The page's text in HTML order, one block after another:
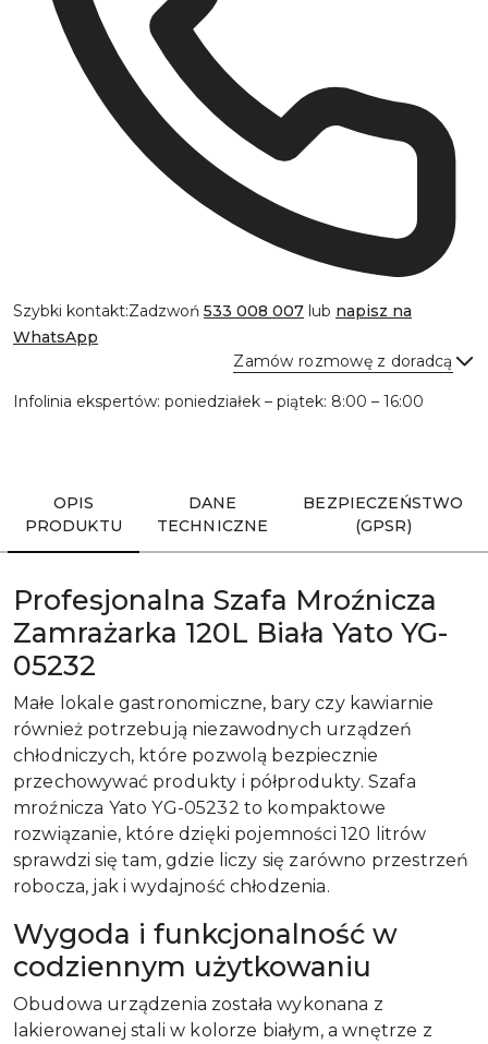
Szybki kontakt:Zadzwoń 533 008 007 lub napisz na
WhatsApp
Zamów rozmowę z doradcą
Infolinia ekspertów: poniedziałek – piątek: 8:00 – 16:00
OPIS
PRODUKTU
DANE
TECHNICZNE
BEZPIECZEŃSTWO
(GPSR)
Profesjonalna Szafa Mroźnicza
Zamrażarka 120L Biała Yato YG-
05232
Małe lokale gastronomiczne, bary czy kawiarnie
również potrzebują niezawodnych urządzeń
chłodniczych, które pozwolą bezpiecznie
przechowywać produkty i półprodukty. Szafa
mroźnicza Yato YG-05232 to kompaktowe
rozwiązanie, które dzięki pojemności 120 litrów
sprawdzi się tam, gdzie liczy się zarówno przestrzeń
robocza, jak i wydajność chłodzenia.
Wygoda i funkcjonalność w
codziennym użytkowaniu
Obudowa urządzenia została wykonana z
lakierowanej stali w kolorze białym, a wnętrze z